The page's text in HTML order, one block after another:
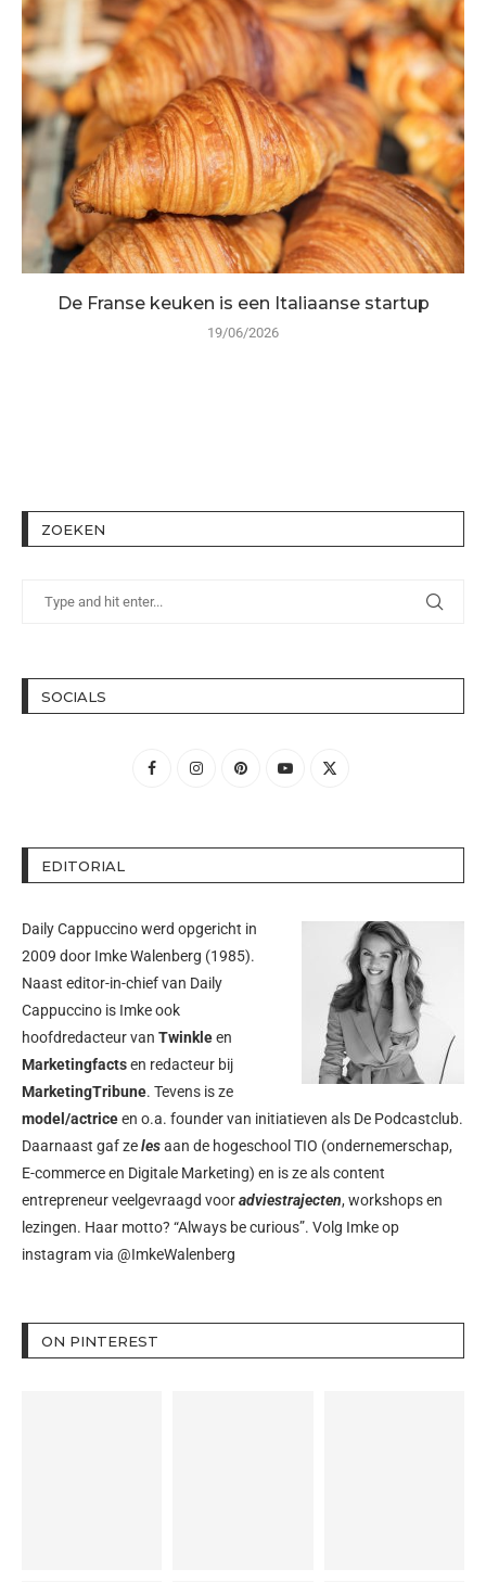
De Franse keuken is een Italiaanse startup
19/06/2026
ZOEKEN
SOCIALS
EDITORIAL
Daily Cappuccino werd opgericht in
2009 door Imke Walenberg (1985).
Naast editor-in-chief van Daily
Cappuccino is Imke ook
hoofdredacteur van Twinkleen
Marketingfactsen redacteur bij
MarketingTribune. Tevens is ze
model/actriceen o.a. founder van initiatieven als De Podcastclub.
Daarnaast gaf zelesaan de hogeschool TIO (ondernemerschap,
E-commerce en Digitale Marketing) en is ze als content
entrepreneur veelgevraagd vooradviestrajecten, workshops en
lezingen. Haar motto? “Always be curious”. Volg Imke op
instagram via @ImkeWalenberg
ON PINTEREST